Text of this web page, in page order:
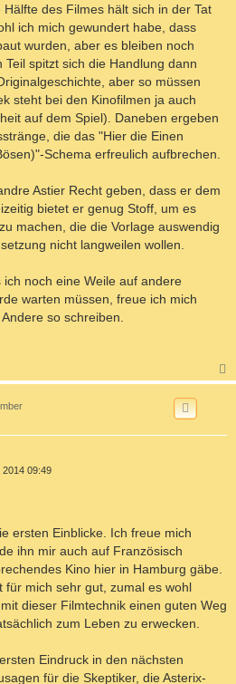
des Filmes hält sich in der Tat
ich mich gewundert habe, dass
wurden, aber es bleiben noch
spitzt sich die Handlung dann
aber so müssen
steht bei den Kinofilmen ja auch
auf dem Spiel). Daneben ergeben
die das "Hier die Einen
Schema erfreulich aufbrechen.
Astier Recht geben, dass er dem
bietet er genug Stoff, um es
machen, die die Vorlage auswendig
nicht langweilen wollen.
noch eine Weile auf andere
warten müssen, freue ich mich
so schreiben.
a
09:49
ersten Einblicke. Ich freue mich
ihn mir auch auf Französisch
Kino hier in Hamburg gäbe.
für mich sehr gut, zumal es wohl
dieser Filmtechnik einen guten Weg
zum Leben zu erwecken.
Eindruck in den nächsten
für die Skeptiker, die Asterix-